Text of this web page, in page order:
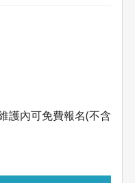
護內可免費報名(不含